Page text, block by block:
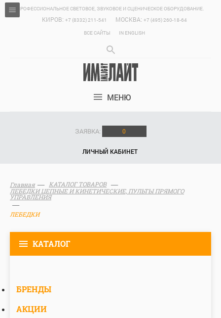
ПРОФЕССИОНАЛЬНОЕ СВЕТОВОЕ, ЗВУКОВОЕ И СЦЕНИЧЕСКОЕ ОБОРУДОВАНИЕ.
КИРОВ: +7 (8332) 211-541 МОСКВА: +7 (495) 260-18-64
ВСЕ САЙТЫ
IN ENGLISH
МЕНЮ
ЗАЯВКА: 0
ЛИЧНЫЙ КАБИНЕТ
Главная
КАТАЛОГ ТОВАРОВ
ЛЕБЕДКИ ЦЕПНЫЕ И КИНЕТИЧЕСКИЕ, ПУЛЬТЫ ПРЯМОГО
УПРАВЛЕНИЯ
ЛЕБЕДКИ
КАТАЛОГ
БРЕНДЫ
АКЦИИ